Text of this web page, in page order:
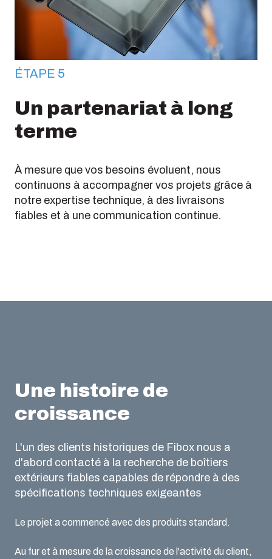
ÉTAPE 5
Un partenariat à long
terme
À mesure que vos besoins évoluent, nous
continuons à accompagner vos projets grâce à
notre expertise technique, à des livraisons
fiables et à une communication continue.
Une histoire de
croissance
L'un des clients historiques de Fibox nous a
d'abord contacté à la recherche de boîtiers
extérieurs fiables capables de répondre à des
spécifications techniques exigeantes
Le projet a commencé avec des produits standard.
Au fur et à mesure de la croissance de l'activité du client,